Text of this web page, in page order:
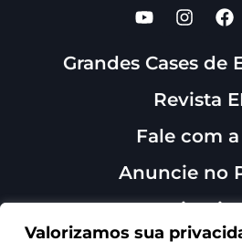
Valorizamos sua
Grandes Cases de
Revista
Fale com a
Anuncie no
Sobre